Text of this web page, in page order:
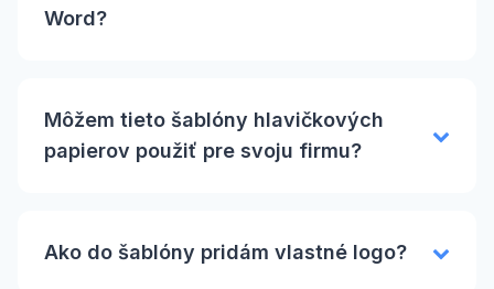
Word?
Môžem tieto šablóny hlavičkových
papierov použiť pre svoju firmu?
Ako do šablóny pridám vlastné logo?